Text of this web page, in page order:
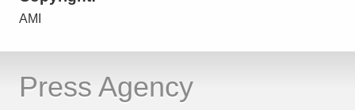
AMI
Press Agency